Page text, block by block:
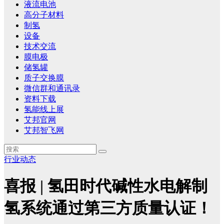
液流电池
高分子材料
制氢
设备
技术交流
膜电极
储氢罐
质子交换膜
微信群和通讯录
资料下载
氢能线上展
艾邦官网
艾邦智飞网
行业动态
喜报 | 氢田时代碱性水电解制
氢系统通过第三方质量认证！